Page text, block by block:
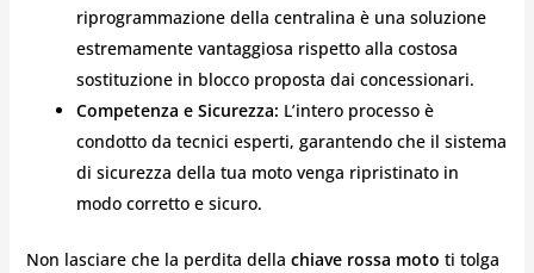
riprogrammazione della centralina è una soluzione
estremamente vantaggiosa rispetto alla costosa
sostituzione in blocco proposta dai concessionari.
Competenza e Sicurezza: L’intero processo è
condotto da tecnici esperti, garantendo che il sistema
di sicurezza della tua moto venga ripristinato in
modo corretto e sicuro.
Non lasciare che la perdita della chiave rossa moto ti tolga